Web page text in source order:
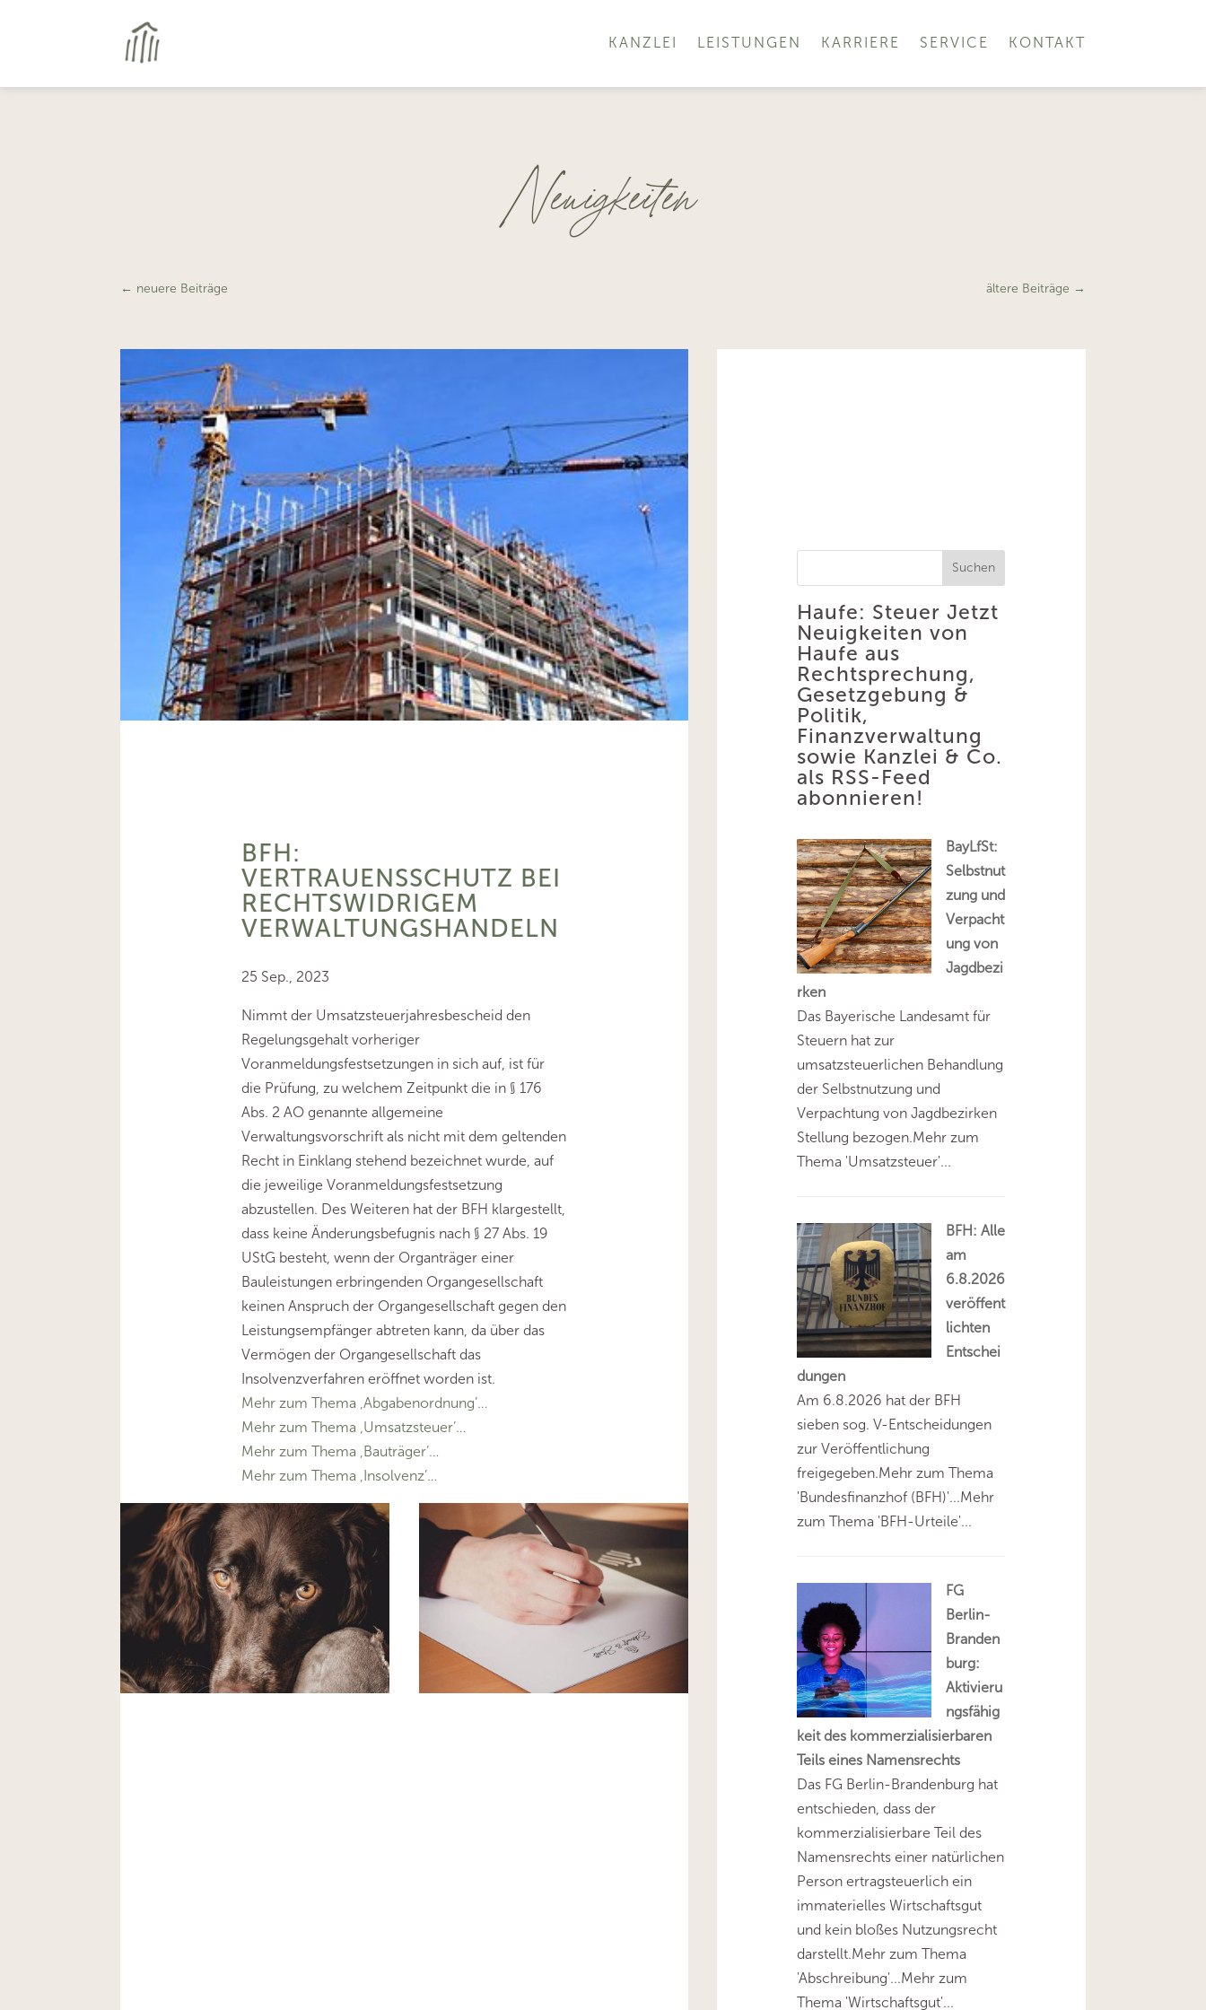
KANZLEI LEISTUNGEN KARRIERE SERVICE KONTAKT
Neuigkeiten
← neuere Beiträge ältere Beiträge →
BFH:
VERTRAUENSSCHUTZ BEI
RECHTSWIDRIGEM
VERWALTUNGSHANDELN
25 Sep., 2023
Nimmt der Umsatzsteuerjahresbescheid den
Regelungsgehalt vorheriger
Voranmeldungsfestsetzungen in sich auf, ist für
die Prüfung, zu welchem Zeitpunkt die in § 176
Abs. 2 AO genannte allgemeine
Verwaltungsvorschrift als nicht mit dem geltenden
Recht in Einklang stehend bezeichnet wurde, auf
die jeweilige Voranmeldungsfestsetzung
abzustellen. Des Weiteren hat der BFH klargestellt,
dass keine Änderungsbefugnis nach § 27 Abs. 19
UStG besteht, wenn der Organträger einer
Bauleistungen erbringenden Organgesellschaft
keinen Anspruch der Organgesellschaft gegen den
Leistungsempfänger abtreten kann, da über das
Vermögen der Organgesellschaft das
Insolvenzverfahren eröffnet worden ist.
Mehr zum Thema ‚Abgabenordnung’…
Mehr zum Thema ‚Umsatzsteuer’…
Mehr zum Thema ‚Bauträger’…
Mehr zum Thema ‚Insolvenz’…
Suchen
Haufe: Steuer Jetzt
Neuigkeiten von
Haufe aus
Rechtsprechung,
Gesetzgebung &
Politik,
Finanzverwaltung
sowie Kanzlei & Co.
als RSS-Feed
abonnieren!
BayLfSt:
Selbstnut
zung und
Verpacht
ung von
Jagdbezi
rken
Das Bayerische Landesamt für
Steuern hat zur
umsatzsteuerlichen Behandlung
der Selbstnutzung und
Verpachtung von Jagdbezirken
Stellung bezogen.Mehr zum
Thema 'Umsatzsteuer'...
BFH: Alle
am
6.8.2026
veröffent
lichten
Entschei
dungen
Am 6.8.2026 hat der BFH
sieben sog. V-Entscheidungen
zur Veröffentlichung
freigegeben.Mehr zum Thema
'Bundesfinanzhof (BFH)'...Mehr
zum Thema 'BFH-Urteile'...
FG
Berlin-
Branden
burg:
Aktivieru
ngsfähig
keit des kommerzialisierbaren
Teils eines Namensrechts
Das FG Berlin-Brandenburg hat
entschieden, dass der
kommerzialisierbare Teil des
Namensrechts einer natürlichen
Person ertragsteuerlich ein
immaterielles Wirtschaftsgut
und kein bloßes Nutzungsrecht
darstellt.Mehr zum Thema
'Abschreibung'...Mehr zum
Thema 'Wirtschaftsgut'...